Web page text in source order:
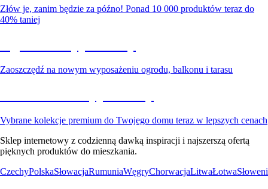
Złów je, zanim będzie za późno! Ponad 10 000 produktów teraz do
40% taniej
Zaoszczędź na nowym wyposażeniu ogrodu, balkonu i tarasu
Vybrane kolekcje premium do Twojego domu teraz w lepszych cenach
Sklep internetowy z codzienną dawką inspiracji i najszerszą ofertą
pięknych produktów do mieszkania.
CzechyPolskaSłowacjaRumuniaWęgryChorwacjaLitwaŁotwa